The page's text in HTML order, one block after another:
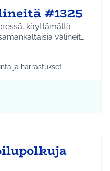
#1325
käyttämättä
välineit…
Etelä-Tuusulan kylät
teeman mukaan:
ja harrastukset